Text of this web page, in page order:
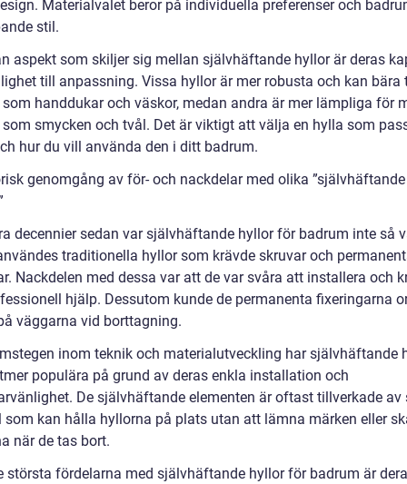
Materialvalet beror på individuella preferenser och
stil.
aspekt som skiljer sig mellan självhäftande hyllor är deras
till anpassning. Vissa hyllor är mer robusta och kan bära
handdukar och väskor, medan andra är mer lämpliga för
smycken och tvål. Det är viktigt att välja en hylla som
hur du vill använda den i ditt badrum.
genomgång av för- och nackdelar med olika
decennier sedan var självhäftande hyllor för badrum inte så
traditionella hyllor som krävde skruvar och
Nackdelen med dessa var att de var svåra att installera och
hjälp. Dessutom kunde de permanenta fixeringarna
väggarna vid borttagning.
inom teknik och materialutveckling har självhäftande
populära på grund av deras enkla installation och
De självhäftande elementen är oftast tillverkade av
som kan hålla hyllorna på plats utan att lämna märken eller
när de tas bort.
största fördelarna med självhäftande hyllor för badrum är